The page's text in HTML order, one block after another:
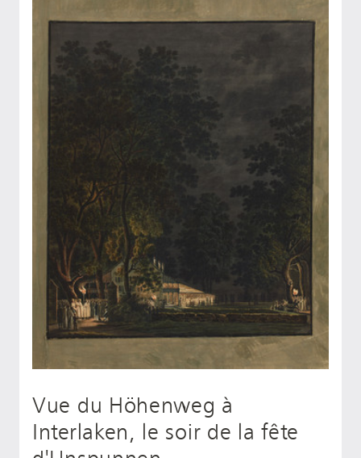
Vue du Höhenweg à
Interlaken, le soir de la fête